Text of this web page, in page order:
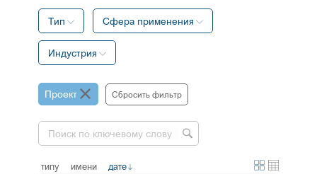
Тип Сфера применения
Индустрия
Проект Сбросить фильтр
типу имени дате